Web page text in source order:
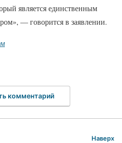
является единственным
— говорится в заявлении.
комментарий
Наверх